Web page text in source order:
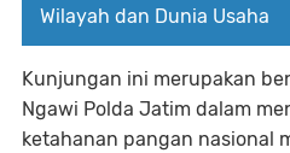
Wilayah dan Dunia Usaha
Kunjungan ini merupakan
Ngawi Polda Jatim dalam
ketahanan pangan nasional